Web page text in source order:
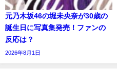
元乃木坂46の堀未央奈が30歳の
誕生日に写真集発売！ファンの
反応は？
2026年8月1日